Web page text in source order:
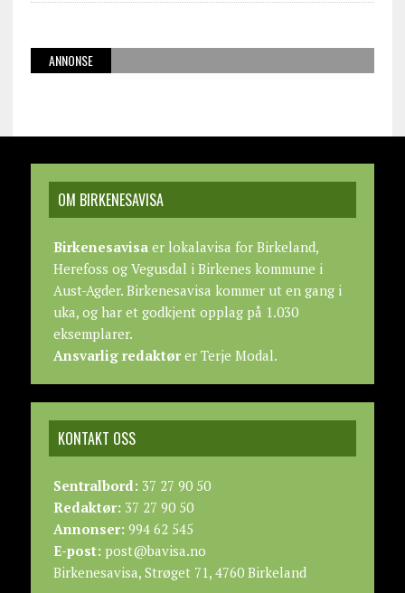
ANNONSE
OM BIRKENESAVISA
Birkenesavisaer lokalavisa for Birkeland,
Herefoss og Vegusdal i Birkenes kommune i
Aust-Agder. Birkenesavisa kommer ut en gang i
uka, og har et godkjent opplag på 1.030
eksemplarer.
Ansvarlig redaktører Terje Modal.
KONTAKT OSS
Sentralbord:37 27 90 50
Redaktør:37 27 90 50
Annonser:994 62 545
E-post:post@bavisa.no
Birkenesavisa, Strøget 71, 4760 Birkeland